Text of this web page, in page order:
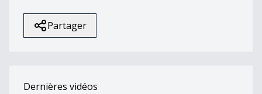
Partager
Dernières vidéos